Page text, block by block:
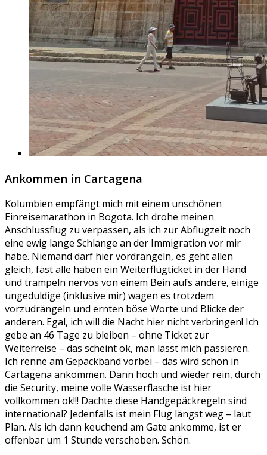
Ankommen in Cartagena
Kolumbien empfängt mich mit einem unschönen
Einreisemarathon in Bogota. Ich drohe meinen
Anschlussflug zu verpassen, als ich zur Abflugzeit noch
eine ewig lange Schlange an der Immigration vor mir
habe. Niemand darf hier vordrängeln, es geht allen
gleich, fast alle haben ein Weiterflugticket in der Hand
und trampeln nervös von einem Bein aufs andere, einige
ungeduldige (inklusive mir) wagen es trotzdem
vorzudrängeln und ernten böse Worte und Blicke der
anderen. Egal, ich will die Nacht hier nicht verbringen! Ich
gebe an 46 Tage zu bleiben – ohne Ticket zur
Weiterreise – das scheint ok, man lässt mich passieren.
Ich renne am Gepäckband vorbei – das wird schon in
Cartagena ankommen. Dann hoch und wieder rein, durch
die Security, meine volle Wasserflasche ist hier
vollkommen ok!!! Dachte diese Handgepäckregeln sind
international? Jedenfalls ist mein Flug längst weg – laut
Plan. Als ich dann keuchend am Gate ankomme, ist er
offenbar um 1 Stunde verschoben. Schön.